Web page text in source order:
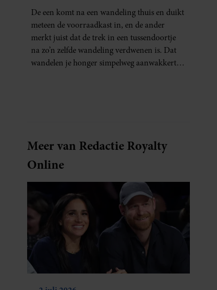
De een komt na een wandeling thuis en duikt
meteen de voorraadkast in, en de ander
merkt juist dat de trek in een tussendoortje
na zo’n zelfde wandeling verdwenen is. Dat
wandelen je honger simpelweg aanwakkert,
Meer van Redactie Royalty
Online